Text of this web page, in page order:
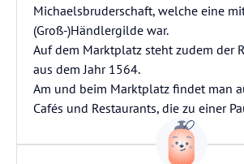
Michaelsbruderschaft, welche eine
(Groß-)Händlergilde war.
Auf dem Marktplatz steht zudem der
aus dem Jahr 1564.
Am und beim Marktplatz findet man
Cafés und Restaurants, die zu einer